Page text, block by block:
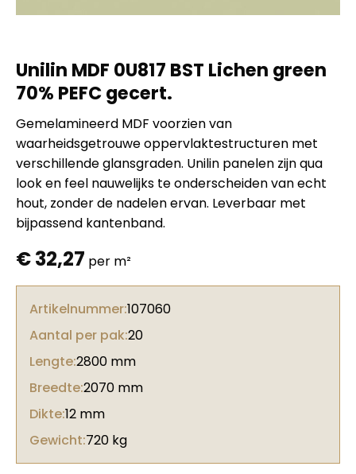
Unilin MDF 0U817 BST Lichen green
70% PEFC gecert.
Gemelamineerd MDF voorzien van
waarheidsgetrouwe oppervlaktestructuren met
verschillende glansgraden. Unilin panelen zijn qua
look en feel nauwelijks te onderscheiden van echt
hout, zonder de nadelen ervan. Leverbaar met
bijpassend kantenband.
€32,27 per m²
Artikelnummer:107060
Aantal per pak:20
Lengte:2800 mm
Breedte:2070 mm
Dikte:12 mm
Gewicht:720 kg